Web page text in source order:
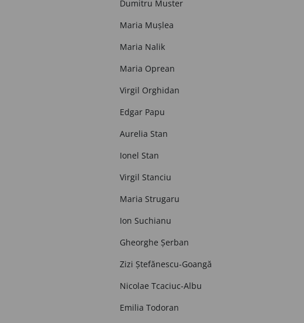
Dumitru Muster
Maria Mușlea
Maria Nalik
Maria Oprean
Virgil Orghidan
Edgar Papu
Aurelia Stan
Ionel Stan
Virgil Stanciu
Maria Strugaru
Ion Suchianu
Gheorghe Șerban
Zizi Ștefănescu-Goangă
Nicolae Tcaciuc-Albu
Emilia Todoran